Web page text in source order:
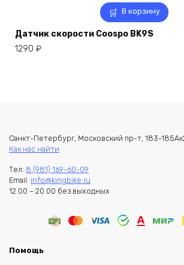
В корзину
Датчик скорости Coospo BK9S
1290 ₽
Санкт-Петербург, Московский пр-т, 183-
Как нас найти
Тел: 8 (981) 169-60-09
Email: info@kingbike.ru
12.00 – 20.00 без выходных
Помощь